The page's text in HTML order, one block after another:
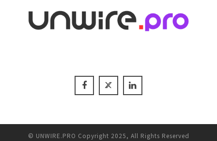
© UNWIRE.PRO Copyright 2025, All Rights Reserved